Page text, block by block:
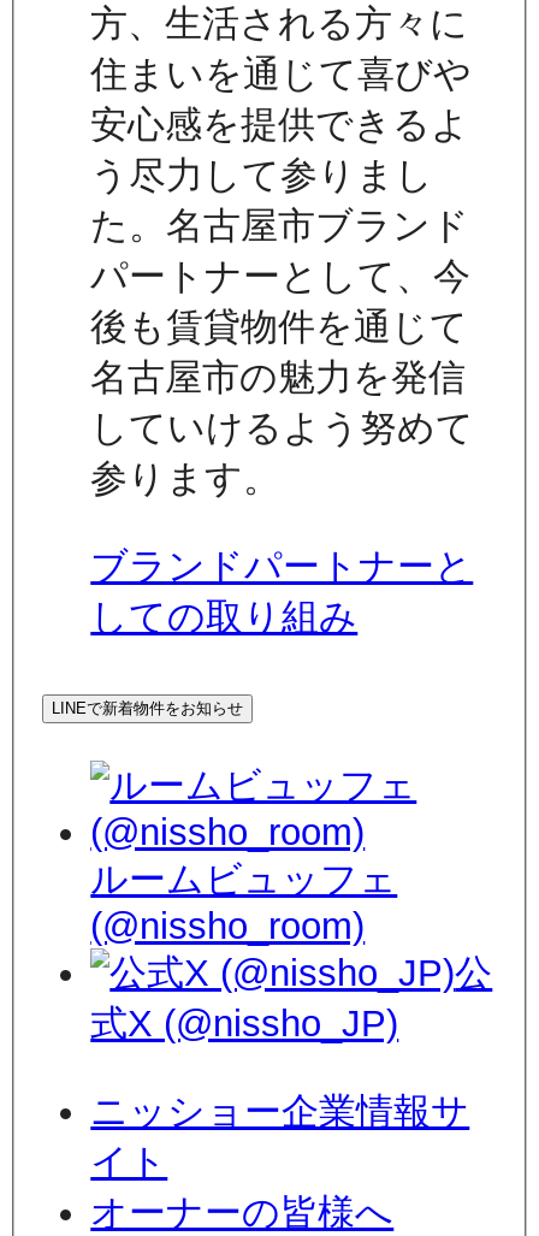
方、生活される方々に
住まいを通じて喜びや
安心感を提供できるよ
う尽力して参りまし
た。名古屋市ブランド
パートナーとして、今
後も賃貸物件を通じて
名古屋市の魅力を発信
していけるよう努めて
参ります。
ブランドパートナーと
しての取り組み
LINEで新着物件をお知らせ
ルームビュッフェ
(@nissho_room)
公
式X (@nissho_JP)
ニッショー企業情報サ
イト
オーナーの皆様へ